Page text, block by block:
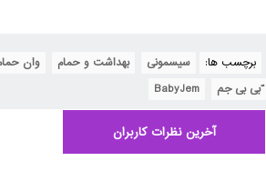
برچسب ها: سیسمونی بهداشت و حمام وان
ّبی بی جم
BabyJem
آخرین نظرات کاربران